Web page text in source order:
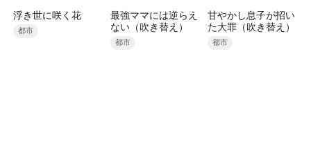
浮き世に咲く花
都市
最強ママには逆らえ
ない（吹き替え）
都市
甘やかし息子が招い
た大罪（吹き替え）
都市